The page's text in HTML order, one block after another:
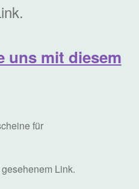
uns mit diesem
für
Link.